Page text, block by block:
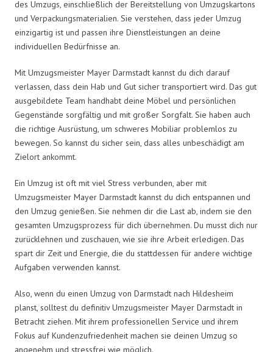
des Umzugs, einschließlich der Bereitstellung von Umzugskartons
und Verpackungsmaterialien. Sie verstehen, dass jeder Umzug
einzigartig ist und passen ihre Dienstleistungen an deine
individuellen Bedürfnisse an.
Mit Umzugsmeister Mayer Darmstadt kannst du dich darauf
verlassen, dass dein Hab und Gut sicher transportiert wird. Das gut
ausgebildete Team handhabt deine Möbel und persönlichen
Gegenstände sorgfältig und mit großer Sorgfalt. Sie haben auch
die richtige Ausrüstung, um schweres Mobiliar problemlos zu
bewegen. So kannst du sicher sein, dass alles unbeschädigt am
Zielort ankommt.
Ein Umzug ist oft mit viel Stress verbunden, aber mit
Umzugsmeister Mayer Darmstadt kannst du dich entspannen und
den Umzug genießen. Sie nehmen dir die Last ab, indem sie den
gesamten Umzugsprozess für dich übernehmen. Du musst dich nur
zurücklehnen und zuschauen, wie sie ihre Arbeit erledigen. Das
spart dir Zeit und Energie, die du stattdessen für andere wichtige
Aufgaben verwenden kannst.
Also, wenn du einen Umzug von Darmstadt nach Hildesheim
planst, solltest du definitiv Umzugsmeister Mayer Darmstadt in
Betracht ziehen. Mit ihrem professionellen Service und ihrem
Fokus auf Kundenzufriedenheit machen sie deinen Umzug so
angenehm und stressfrei wie möglich.